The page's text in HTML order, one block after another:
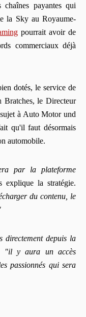
payantes qui
la Sky au Royaume-
pourrait avoir de
commerciaux déjà
dotés, le service de
Bratches, le Directeur
à Auto Motor und
qu'il faut désormais
automobile.
par la plateforme
explique la stratégie.
du contenu, le
directement depuis la
"il y aura un accès
passionnés qui sera